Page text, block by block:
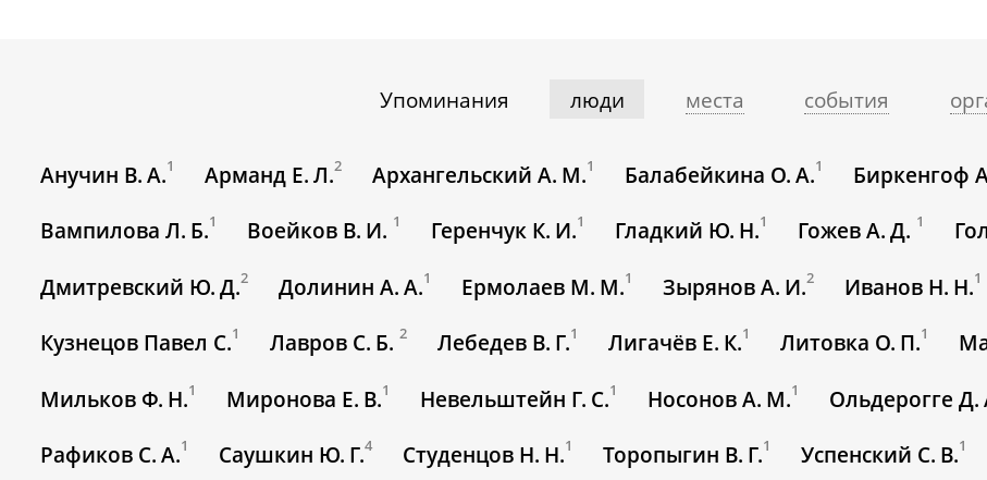
Упоминания люди места события
Анучин В. А.1 Арманд Е. Л.2 Архангельский А. М.1 Балабейкина О. А.1 Биркенгоф
Вампилова Л. Б.1 Воейков В. И. 1 Геренчук К. И.1 Гладкий Ю. Н.1 Гожев А. Д. 1
Дмитревский Ю. Д.2 Долинин А. А.1 Ермолаев М. М.1 Зырянов А. И.2 Иванов Н. Н.1
Кузнецов Павел С.1 Лавров С. Б.2 Лебедев В. Г.1 Лигачёв Е. К.1 Литовка О. П.1
Мильков Ф. Н.1 Миронова Е. В.1 Невельштейн Г. С.1 Носонов А. М.1 Ольдерогге Д.
Рафиков С. А.1 Саушкин Ю. Г.4 Студенцов Н. Н.1 Торопыгин В. Г.1 Успенский С. В.1